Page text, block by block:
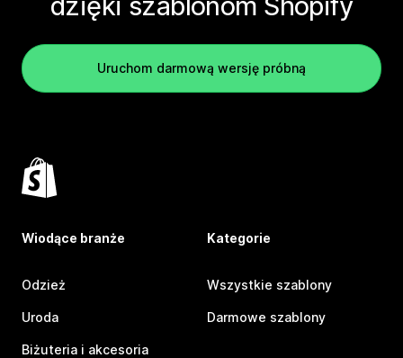
Uruchom darmową wersję próbną
Wiodące branże
Odzież
Uroda
Biżuteria i akcesoria
Kategorie
Wszystkie szablony
Darmowe szablony